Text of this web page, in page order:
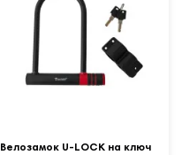
Велозамок U-LOCK на ключ